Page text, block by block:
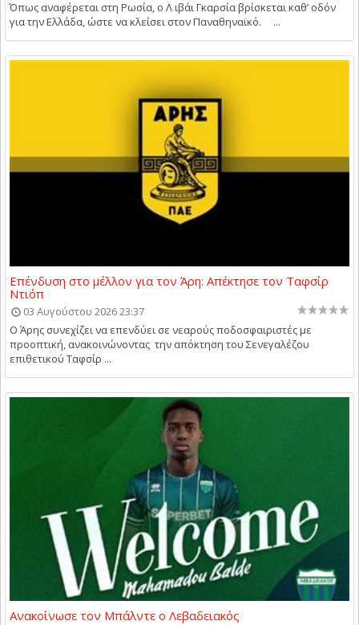
Όπως αναφέρεται στη Ρωσία, ο Λ ιβάι Γκαρσία βρίσκεται καθ’ οδόν
για την Ελλάδα, ώστε να κλείσει στον Παναθηναϊκό. ...
Επένδυση στο μέλλον για τον Άρη: Απέκτησε τον Ταφσίρ
Ντιόπ
03 Αυγούστου 2026 23:37
Ο Άρης συνεχίζει να επενδύει σε νεαρούς ποδοσφαιριστές με
προοπτική, ανακοινώνοντας την απόκτηση του Σενεγαλέζου
επιθετικού Ταφσίρ ...
Ανακοίνωσε τον Μπάλντε ο Λεβαδειακός